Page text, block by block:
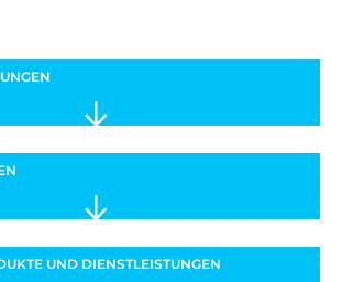
UND DIENSTLEISTUNGEN